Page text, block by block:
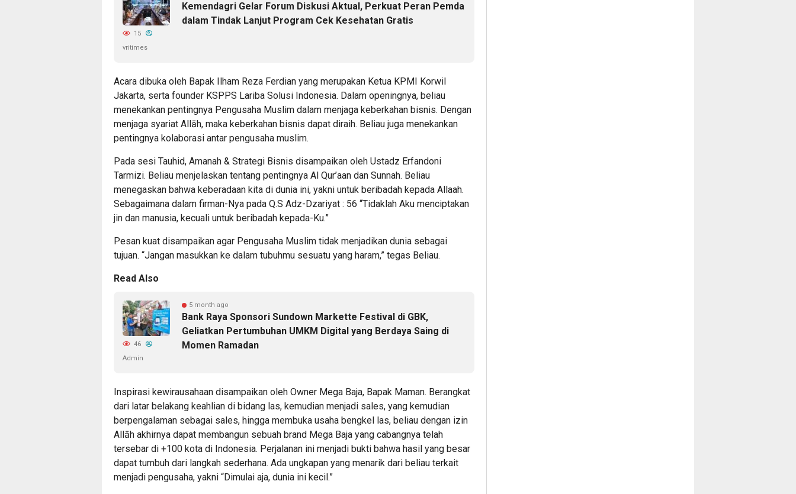
Kemendagri Gelar Forum Diskusi Aktual, Perkuat Peran Pemda
dalam Tindak Lanjut Program Cek Kesehatan Gratis
15
vritimes
Acara dibuka oleh Bapak Ilham Reza Ferdian yang merupakan Ketua KPMI Korwil
Jakarta, serta founder KSPPS Lariba Solusi Indonesia. Dalam openingnya, beliau
menekankan pentingnya Pengusaha Muslim dalam menjaga keberkahan bisnis. Dengan
menjaga syariat Allāh, maka keberkahan bisnis dapat diraih. Beliau juga menekankan
pentingnya kolaborasi antar pengusaha muslim.
Pada sesi Tauhid, Amanah & Strategi Bisnis disampaikan oleh Ustadz Erfandoni
Tarmizi. Beliau menjelaskan tentang pentingnya Al Qur’aan dan Sunnah. Beliau
menegaskan bahwa keberadaan kita di dunia ini, yakni untuk beribadah kepada Allaah.
Sebagaimana dalam firman-Nya pada Q.S Adz-Dzariyat : 56 “Tidaklah Aku menciptakan
jin dan manusia, kecuali untuk beribadah kepada-Ku.”
Pesan kuat disampaikan agar Pengusaha Muslim tidak menjadikan dunia sebagai
tujuan. “Jangan masukkan ke dalam tubuhmu sesuatu yang haram,” tegas Beliau.
Read Also
5 month ago
Bank Raya Sponsori Sundown Markette Festival di GBK,
Geliatkan Pertumbuhan UMKM Digital yang Berdaya Saing di
Momen Ramadan
46
Admin
Inspirasi kewirausahaan disampaikan oleh Owner Mega Baja, Bapak Maman. Berangkat
dari latar belakang keahlian di bidang las, kemudian menjadi sales, yang kemudian
berpengalaman sebagai sales, hingga membuka usaha bengkel las, beliau dengan izin
Allāh akhirnya dapat membangun sebuah brand Mega Baja yang cabangnya telah
tersebar di +100 kota di Indonesia. Perjalanan ini menjadi bukti bahwa hasil yang besar
dapat tumbuh dari langkah sederhana. Ada ungkapan yang menarik dari beliau terkait
menjadi pengusaha, yakni “Dimulai aja, dunia ini kecil.”